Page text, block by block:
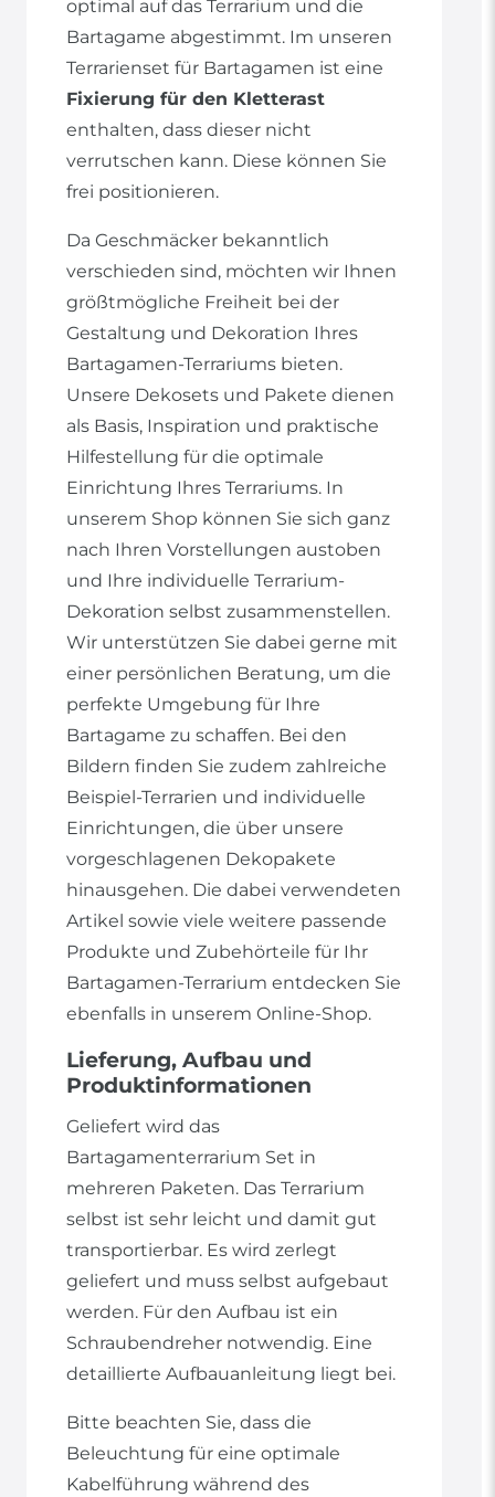
optimal auf das Terrarium und die
Bartagame abgestimmt. Im unseren
Terrarienset für Bartagamen ist eine
Fixierung für den Kletterast
enthalten, dass dieser nicht
verrutschen kann. Diese können Sie
frei positionieren.
Da Geschmäcker bekanntlich
verschieden sind, möchten wir Ihnen
größtmögliche Freiheit bei der
Gestaltung und Dekoration Ihres
Bartagamen-Terrariums bieten.
Unsere Dekosets und Pakete dienen
als Basis, Inspiration und praktische
Hilfestellung für die optimale
Einrichtung Ihres Terrariums. In
unserem Shop können Sie sich ganz
nach Ihren Vorstellungen austoben
und Ihre individuelle Terrarium-
Dekoration selbst zusammenstellen.
Wir unterstützen Sie dabei gerne mit
einer persönlichen Beratung, um die
perfekte Umgebung für Ihre
Bartagame zu schaffen. Bei den
Bildern finden Sie zudem zahlreiche
Beispiel-Terrarien und individuelle
Einrichtungen, die über unsere
vorgeschlagenen Dekopakete
hinausgehen. Die dabei verwendeten
Artikel sowie viele weitere passende
Produkte und Zubehörteile für Ihr
Bartagamen-Terrarium entdecken Sie
ebenfalls in unserem Online-Shop.
Lieferung, Aufbau und
Produktinformationen
Geliefert wird das
Bartagamenterrarium Set in
mehreren Paketen. Das Terrarium
selbst ist sehr leicht und damit gut
transportierbar. Es wird zerlegt
geliefert und muss selbst aufgebaut
werden. Für den Aufbau ist ein
Schraubendreher notwendig. Eine
detaillierte Aufbauanleitung liegt bei.
Bitte beachten Sie, dass die
Beleuchtung für eine optimale
Kabelführung während des